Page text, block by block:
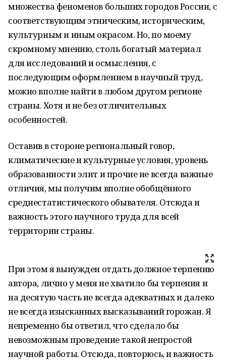
множества феноменов больших городов России, с
соответствующим этническим, историческим,
культурным и иным окрасом. Но, по моему
скромному мнению, столь богатый материал
для исследований и осмысления, с
последующим оформлением в научный труд,
можно вполне найти в любом другом регионе
страны. Хотя и не без отличительных
особенностей.
Оставив в стороне региональный говор,
климатические и культурные условия, уровень
образованности элит и прочие не всегда важные
отличия, мы получим вполне обобщённого
среднестатистического обывателя. Отсюда и
важность этого научного труда для всей
территории страны.
При этом я вынужден отдать должное терпению
автора, лично у меня не хватило бы терпения и
на десятую часть не всегда адекватных и далеко
не всегда изысканных высказываний горожан. Я
непременно бы ответил, что сделало бы
невозможным проведение такой непростой
научной работы. Отсюда, повторюсь, и важность